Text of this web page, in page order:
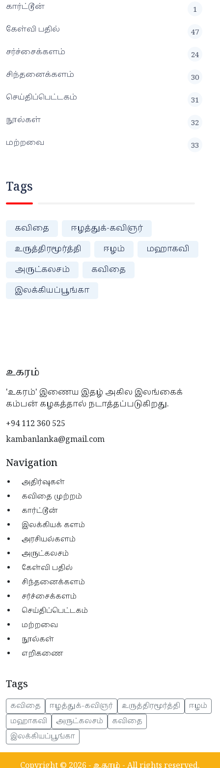
கார்ட்டூன்
1
கேள்வி பதில்
47
சர்ச்சைக்களம்
24
சிந்தனைக்களம்
30
செய்திப்பெட்டகம்
31
நூல்கள்
32
மற்றவை
33
Tags
கவிதை
ஈழத்துக்-கவிஞர்
உருத்திரமூர்த்தி
ஈழம்
மஹாகவி
அருட்கலசம்
கவிதை
இலக்கியப்பூங்கா
உகரம்
'உகரம்' இணைய இதழ் அகில இலங்கைக்
கம்பன் கழகத்தால் நடாத்தப்படுகிறது.
+94 112 360 525
kambanlanka@gmail.com
Navigation
அதிர்வுகள்
கவிதை முற்றம்
கார்ட்டூன்
இலக்கியக் களம்
அரசியல்களம்
அருட்கலசம்
கேள்வி பதில்
சிந்தனைக்களம்
சர்ச்சைக்களம்
செய்திப்பெட்டகம்
மற்றவை
நூல்கள்
எறிகணை
Tags
கவிதை ஈழத்துக்-கவிஞர் உருத்திரமூர்த்தி
ஈழம்
மஹாகவி
அருட்கலசம்
கவிதை
இலக்கியப்பூங்கா